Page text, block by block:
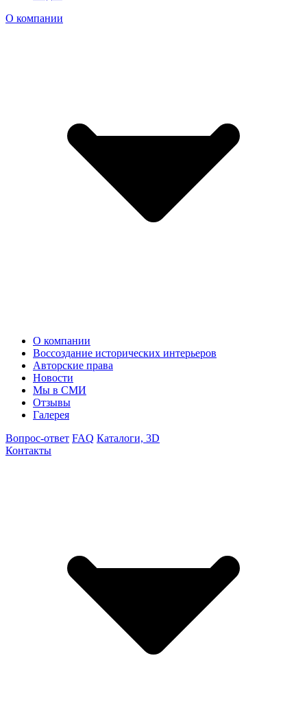
О компании
О компании
Воссоздание исторических интерьеров
Авторские права
Новости
Мы в СМИ
Отзывы
Галерея
Вопрос-ответ FAQ Каталоги, 3D
Контакты